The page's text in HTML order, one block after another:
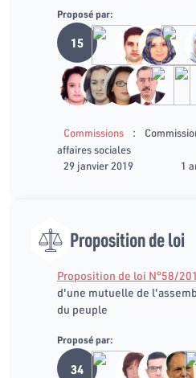
Proposé par:
15
Commissions :
affaires sociales
29 janvier 2019
1
Proposition de loi
Proposition de loi N°58/
d'une mutuelle de
du peuple
Proposé par:
34